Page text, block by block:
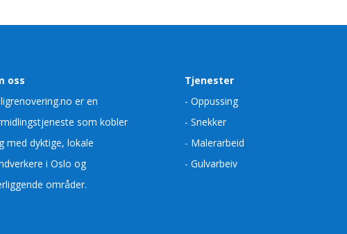
oss
er en
som kobler
med dyktige, lokale
i Oslo og
områder.
Tjenester
- Oppussing
- Snekker
- Malerarbeid
- Gulvarbeiv